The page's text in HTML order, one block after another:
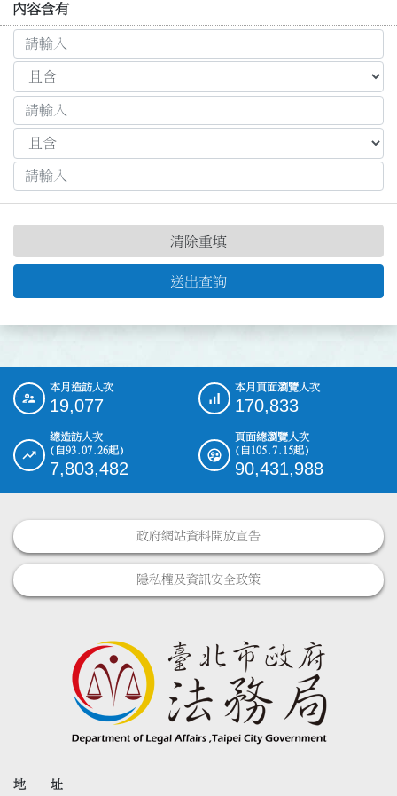
內容含有
送出查詢
清除重填
::: 本月造訪人次
19,077
本月頁面瀏覽人次
170,833
總造訪人次
(自93.07.26起)
7,803,482
頁面總瀏覽人次
(自105.7.15起)
90,431,988
政府網站資料開放宣告
隱私權及資訊安全政策
地 址